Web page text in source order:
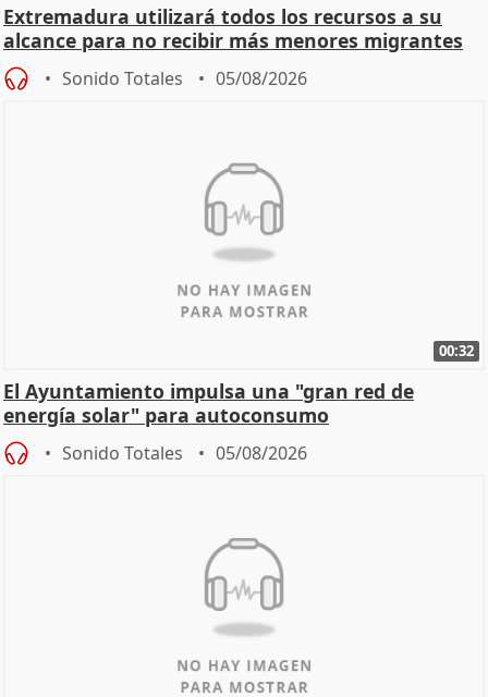
Extremadura utilizará todos los recursos a su
alcance para no recibir más menores migrantes
Sonido Totales 05/08/2026
00:32
El Ayuntamiento impulsa una "gran red de
energía solar" para autoconsumo
Sonido Totales 05/08/2026